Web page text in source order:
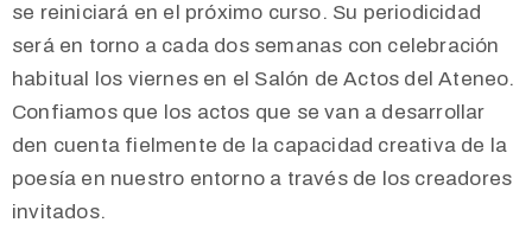
se reiniciará en el próximo curso. Su periodicidad
será en torno a cada dos semanas con celebración
habitual los viernes en el Salón de Actos del Ateneo.
Confiamos que los actos que se van a desarrollar
den cuenta fielmente de la capacidad creativa de la
poesía en nuestro entorno a través de los creadores
invitados.